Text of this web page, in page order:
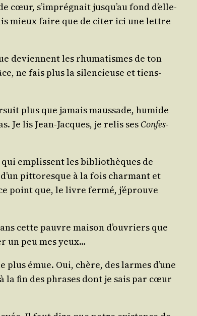
s’imprégnait jusqu’au fond d’elle-
mieux faire que de citer ici une lettre
deviennent les rhu­ma­tismes de ton
ne fais plus la silen­cieuse et tiens-
plus que jamais maus­sade, humide
Je lis Jean-Jacques, je relis sesConfes­
emplissent les biblio­thèques de
pit­to­resque à la fois char­mant et
point que, le livre fer­mé, j’éprouve
cette pauvre mai­son d’ouvriers que
un peu mes yeux…
plus émue. Oui, chère, des larmes d’une
la fin des phrases dont je sais par cœur